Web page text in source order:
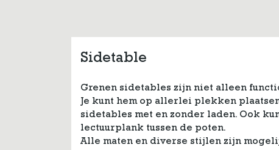
Sidetable
Grenen sidetables zijn niet alleen
Je kunt hem op allerlei plekken
sidetables met en zonder laden. Ook
lectuurplank tussen de poten.
Alle maten en diverse stijlen zijn